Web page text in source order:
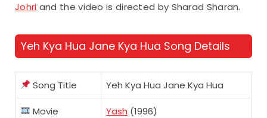
Johri and the video is directed by Sharad Sharan.
Yeh Kya Hua Jane Kya Hua Song Details
Song Title Yeh Kya Hua Jane Kya Hua
Movie Yash (1996)